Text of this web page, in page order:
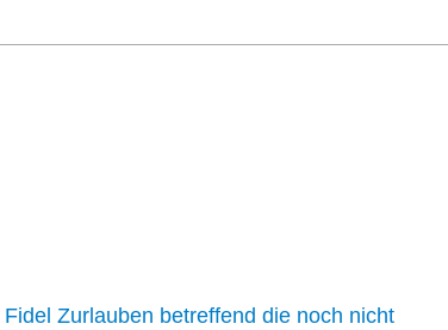
Zurlauben betreffend die noch nicht